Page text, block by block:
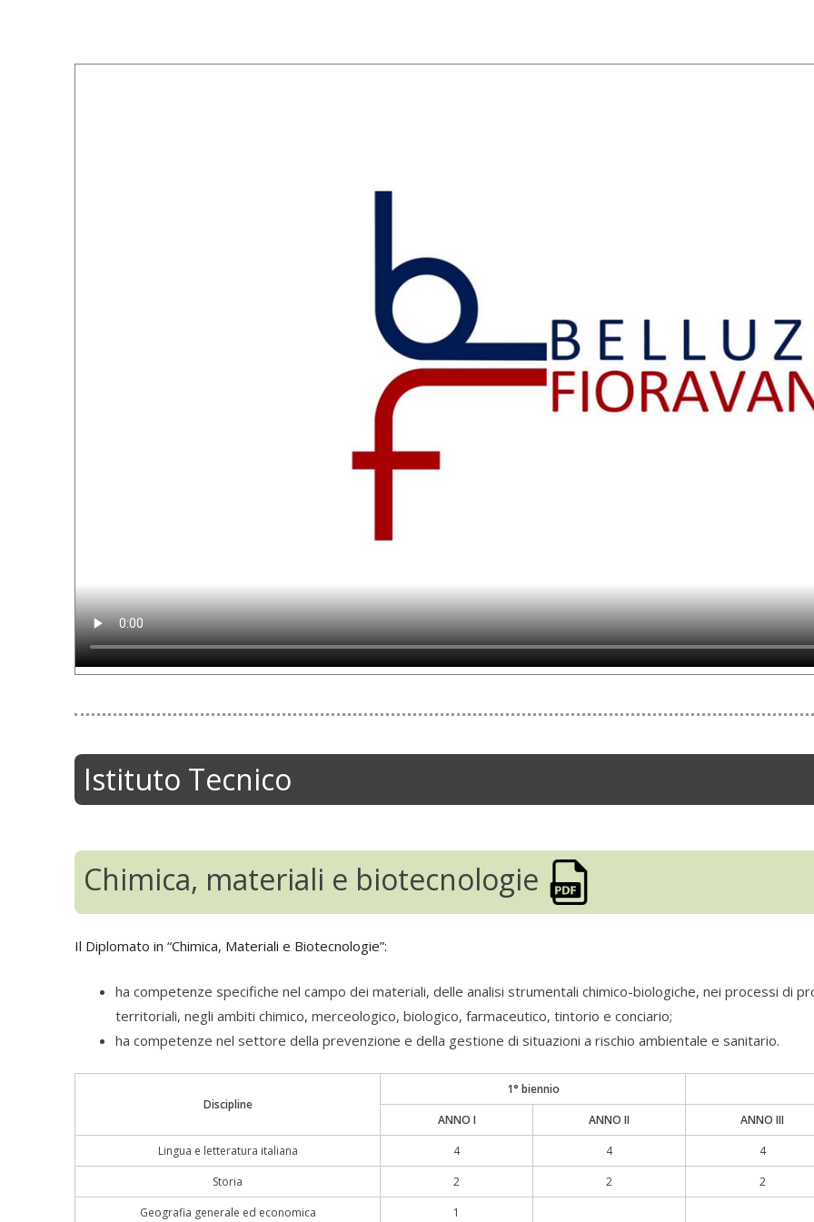
Istituto Tecnico
Chimica, materiali e biotecnologie
Il Diplomato in “Chimica, Materiali e Biotecnologie”:
ha competenze specifiche nel campo dei materiali, delle analisi strumentali chimico-biologiche, nei processi di
territoriali, negli ambiti chimico, merceologico, biologico, farmaceutico, tintorio e conciario;
ha competenze nel settore della prevenzione e della gestione di situazioni a rischio ambientale e sanitario.
Discipline
1° biennio
ANNO I
ANNO II ANNO III
Lingua e letteratura italiana
4 4 4
Storia
2 2 2
Geografia generale ed economica
1